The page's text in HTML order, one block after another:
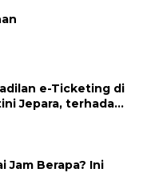
e-Ticketing di
Jepara, terhadap
Jam Berapa? Ini